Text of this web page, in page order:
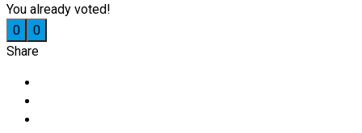
You already voted!
0
0
Share